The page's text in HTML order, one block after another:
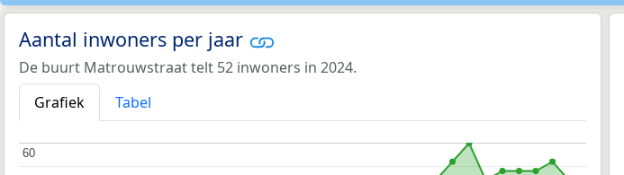
Aantal inwoners per jaar
De buurt Matrouwstraat telt 52 inwoners in 2024.
Grafiek
Tabel
60
60